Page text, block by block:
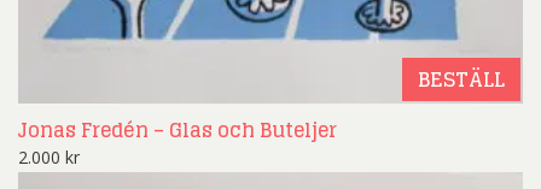
BESTÄLL
Jonas Fredén – Glas och Buteljer
2.000 kr